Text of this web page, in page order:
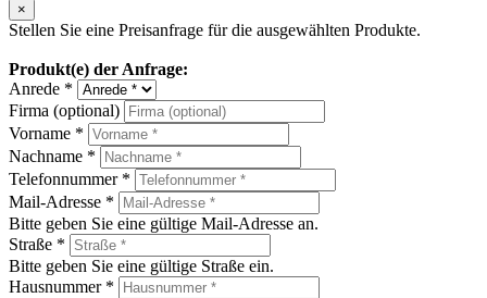
×
Stellen Sie eine Preisanfrage für die ausgewählten Produkte.
Produkt(e) der Anfrage:
Anrede *
Firma (optional)
Vorname *
Nachname *
Telefonnummer *
Mail-Adresse *
Bitte geben Sie eine gültige Mail-Adresse an.
Straße *
Bitte geben Sie eine gültige Straße ein.
Hausnummer *